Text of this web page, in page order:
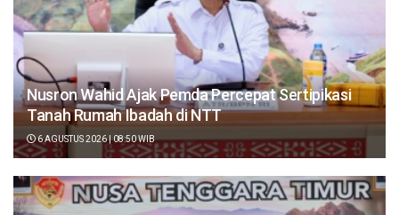
Nusron Wahid Ajak Pemda Percepat Sertipikasi
Tanah Rumah Ibadah di NTT
6 AGUSTUS 2026 | 08:50 WIB